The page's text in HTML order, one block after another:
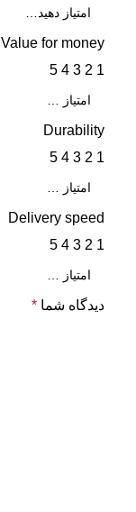
Value for money
1
2
3
4
5
Durability
1
2
3
4
5
Delivery speed
1
2
3
4
5
دیدگاه شما *